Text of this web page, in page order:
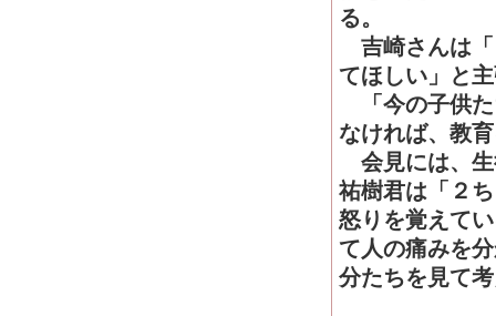
る。
吉崎さんは「
てほしい」と
「今の子供た
なければ、教
会見には、生
祐樹君は「２
怒りを覚えて
て人の痛みを
分たちを見て